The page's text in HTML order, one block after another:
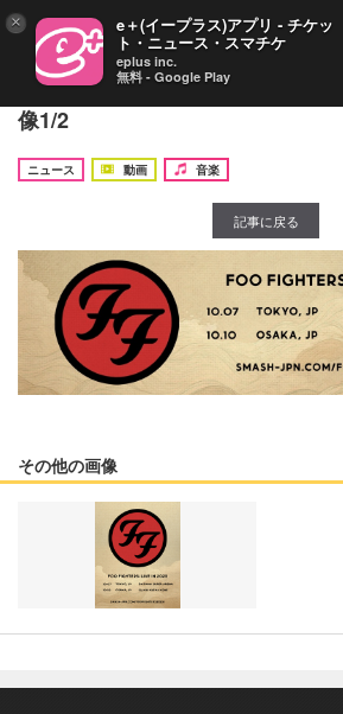
フー・ファイターズ、10月に単
像1/2
ニュース
動画 音楽
記事に戻る
その他の画像
× e＋(イープラス)アプリ - チケッ
ト・ニュース・スマチケ
eplus inc.
無料 - Google Play